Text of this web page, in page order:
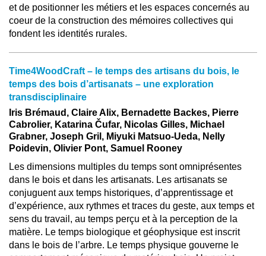
et de positionner les métiers et les espaces concernés au
coeur de la construction des mémoires collectives qui
fondent les identités rurales.
Time4WoodCraft – le temps des artisans du bois, le
temps des bois d’artisanats – une exploration
transdisciplinaire
Iris Brémaud, Claire Alix, Bernadette Backes, Pierre
Cabrolier, Katarina Čufar, Nicolas Gilles, Michael
Grabner, Joseph Gril, Miyuki Matsuo-Ueda, Nelly
Poidevin, Olivier Pont, Samuel Rooney
Les dimensions multiples du temps sont omniprésentes
dans le bois et dans les artisanats. Les artisanats se
conjuguent aux temps historiques, d’apprentissage et
d’expérience, aux rythmes et traces du geste, aux temps et
sens du travail, au temps perçu et à la perception de la
matière. Le temps biologique et géophysique est inscrit
dans le bois de l’arbre. Le temps physique gouverne le